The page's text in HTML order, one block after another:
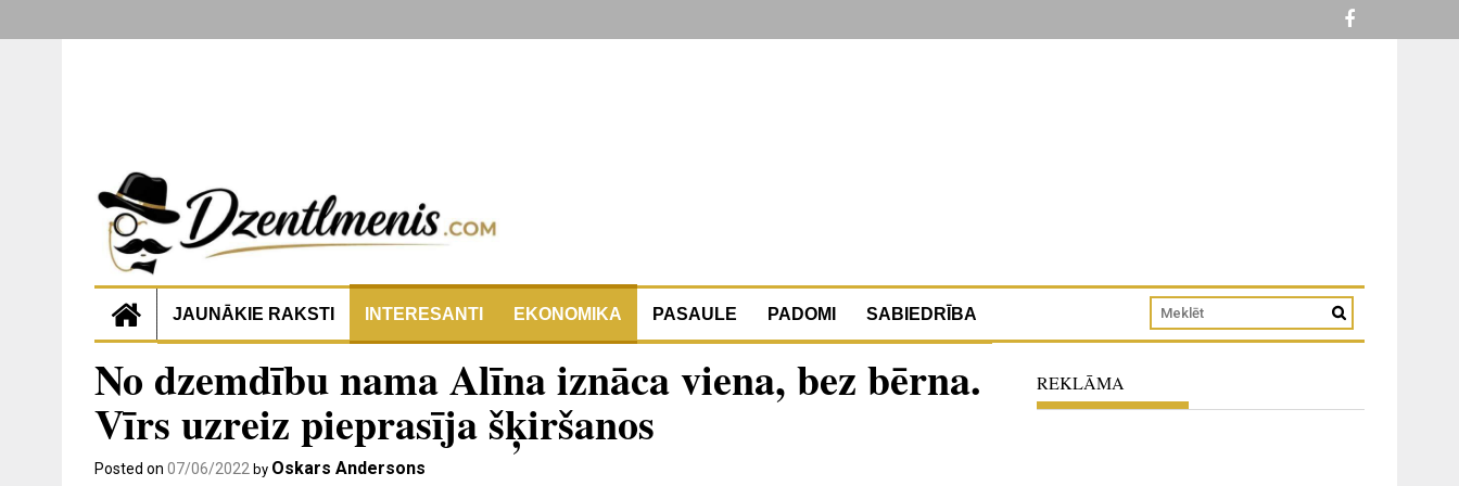
JAUNĀKIE RAKSTI INTERESANTI EKONOMIKA PASAULE PADOMI SABIEDRĪBA
No dzemdību nama Alīna iznāca viena, bez bērna.
Vīrs uzreiz pieprasīja šķiršanos
Posted on 07/06/2022 by Oskars Andersons
REKLĀMA